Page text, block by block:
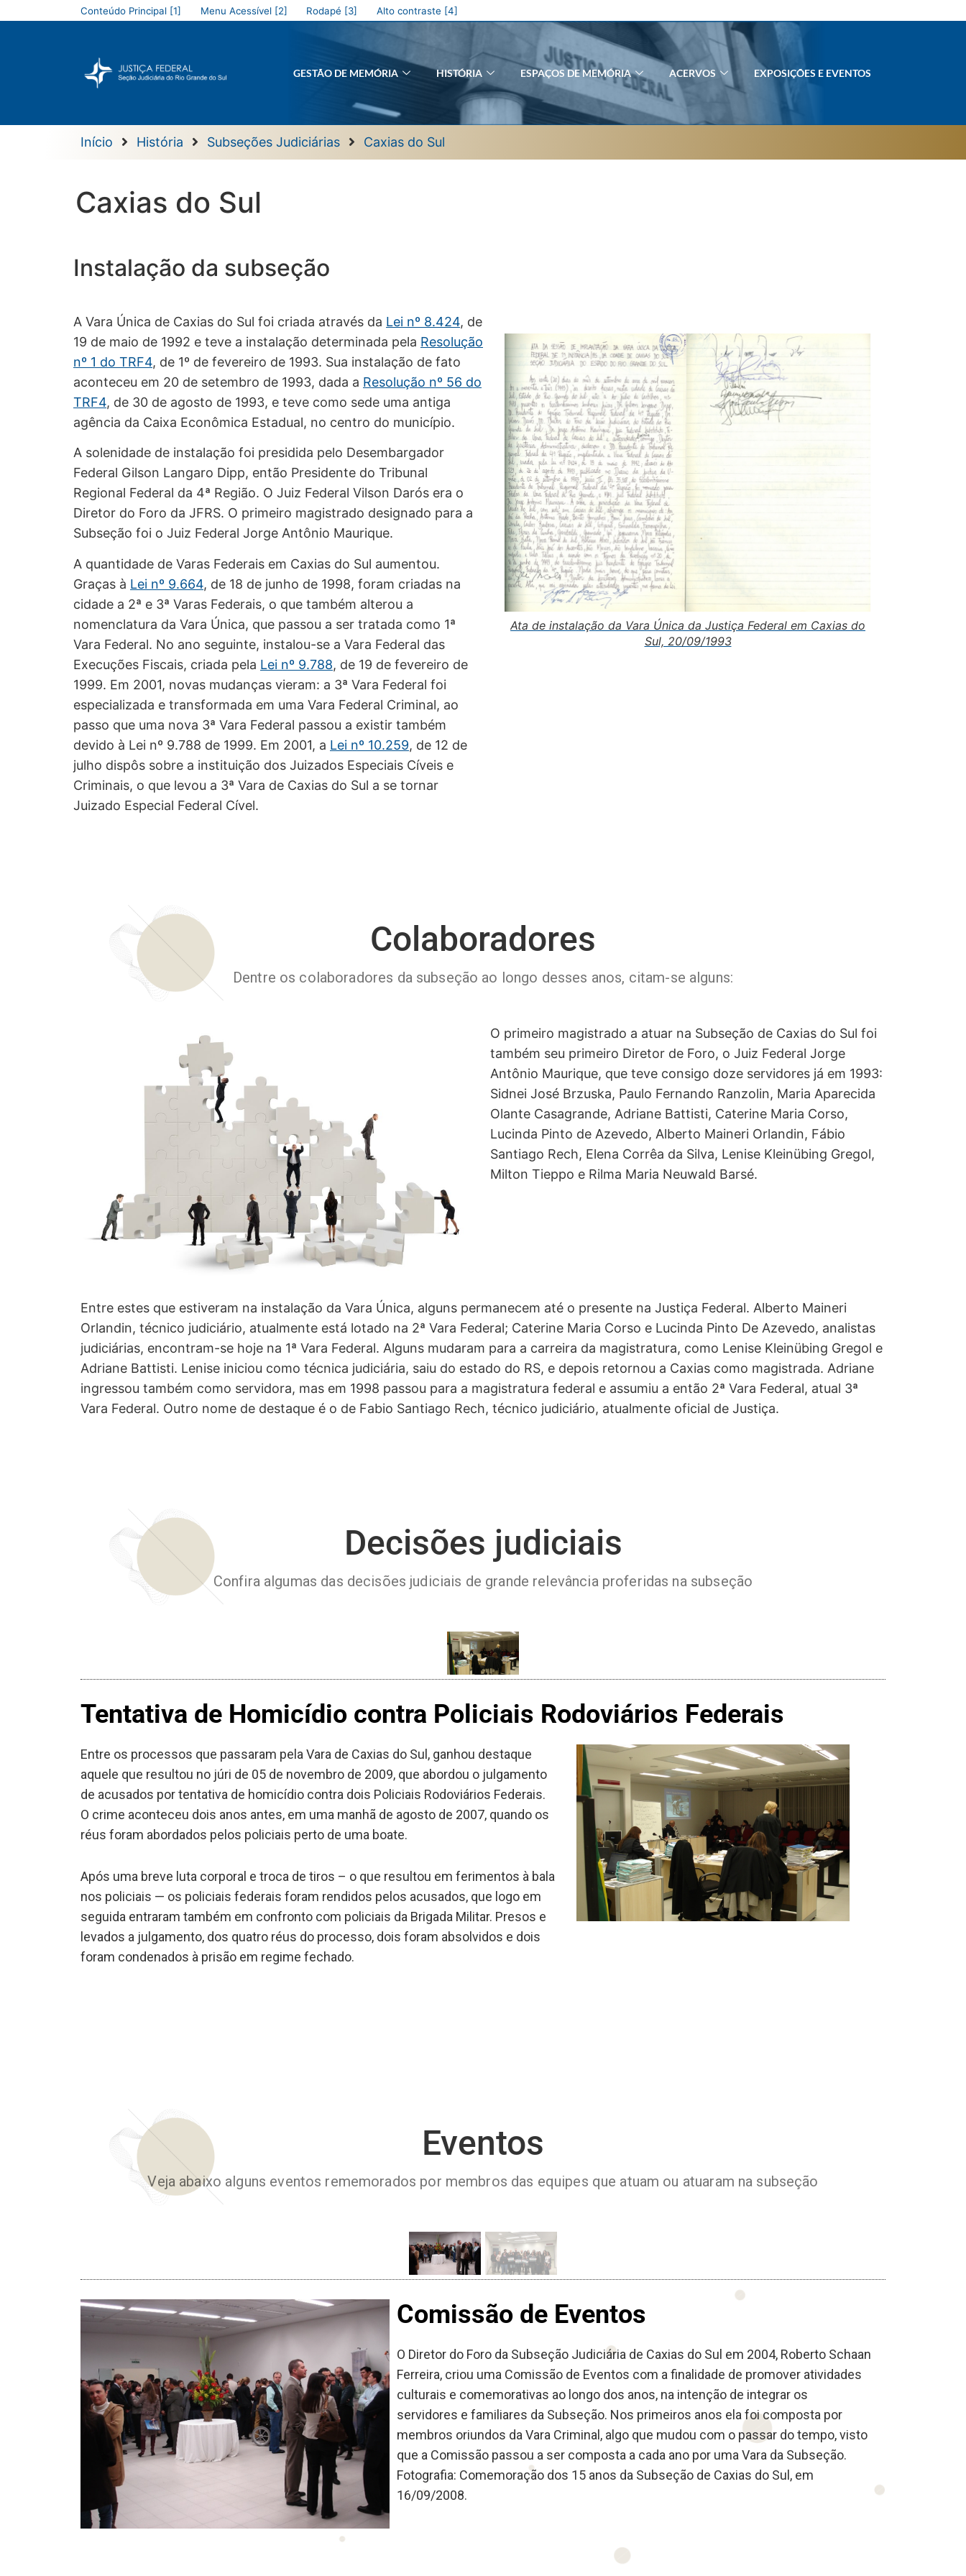
Conteúdo Principal [1] Menu Acessível [2] Rodapé [3] Alto contraste [4]
GESTÃO DE MEMÓRIA HISTÓRIA ESPAÇOS DE MEMÓRIA ACERVOS EXPOSIÇÕES E EVENTOS
Início História Subseções Judiciárias Caxias do Sul
Caxias do Sul
Instalação da subseção
A Vara Única de Caxias do Sul foi criada através da Lei nº 8.424, de
19 de maio de 1992 e teve a instalação determinada pela Resolução
nº 1 do TRF4, de 1º de fevereiro de 1993. Sua instalação de fato
aconteceu em 20 de setembro de 1993, dada a Resolução nº 56 do
TRF4, de 30 de agosto de 1993, e teve como sede uma antiga
agência da Caixa Econômica Estadual, no centro do município.
A solenidade de instalação foi presidida pelo Desembargador
Federal Gilson Langaro Dipp, então Presidente do Tribunal
Regional Federal da 4ª Região. O Juiz Federal Vilson Darós era o
Diretor do Foro da JFRS. O primeiro magistrado designado para a
Subseção foi o Juiz Federal Jorge Antônio Maurique.
A quantidade de Varas Federais em Caxias do Sul aumentou.
Graças à Lei nº 9.664, de 18 de junho de 1998, foram criadas na
cidade a 2ª e 3ª Varas Federais, o que também alterou a
nomenclatura da Vara Única, que passou a ser tratada como 1ª
Vara Federal. No ano seguinte, instalou-se a Vara Federal das
Execuções Fiscais, criada pela Lei nº 9.788, de 19 de fevereiro de
1999. Em 2001, novas mudanças vieram: a 3ª Vara Federal foi
especializada e transformada em uma Vara Federal Criminal, ao
passo que uma nova 3ª Vara Federal passou a existir também
devido à Lei nº 9.788 de 1999. Em 2001, a Lei nº 10.259, de 12 de
julho dispôs sobre a instituição dos Juizados Especiais Cíveis e
Criminais, o que levou a 3ª Vara de Caxias do Sul a se tornar
Juizado Especial Federal Cível.
Ata de instalação da Vara Única da Justiça Federal em Caxias do
Sul, 20/09/1993
Colaboradores
Dentre os colaboradores da subseção ao longo desses anos, citam-se alguns:
O primeiro magistrado a atuar na Subseção de Caxias do Sul foi
também seu primeiro Diretor de Foro, o Juiz Federal Jorge
Antônio Maurique, que teve consigo doze servidores já em 1993:
Sidnei José Brzuska, Paulo Fernando Ranzolin, Maria Aparecida
Olante Casagrande, Adriane Battisti, Caterine Maria Corso,
Lucinda Pinto de Azevedo, Alberto Maineri Orlandin, Fábio
Santiago Rech, Elena Corrêa da Silva, Lenise Kleinübing Gregol,
Milton Tieppo e Rilma Maria Neuwald Barsé.
Entre estes que estiveram na instalação da Vara Única, alguns permanecem até o presente na Justiça Federal. Alberto Maineri
Orlandin, técnico judiciário, atualmente está lotado na 2ª Vara Federal; Caterine Maria Corso e Lucinda Pinto De Azevedo, analistas
judiciárias, encontram-se hoje na 1ª Vara Federal. Alguns mudaram para a carreira da magistratura, como Lenise Kleinübing Gregol e
Adriane Battisti. Lenise iniciou como técnica judiciária, saiu do estado do RS, e depois retornou a Caxias como magistrada. Adriane
ingressou também como servidora, mas em 1998 passou para a magistratura federal e assumiu a então 2ª Vara Federal, atual 3ª
Vara Federal. Outro nome de destaque é o de Fabio Santiago Rech, técnico judiciário, atualmente oficial de Justiça.
Decisões judiciais
Confira algumas das decisões judiciais de grande relevância proferidas na subseção
Tentativa de Homicídio contra Policiais Rodoviários Federais
Entre os processos que passaram pela Vara de Caxias do Sul, ganhou destaque
aquele que resultou no júri de 05 de novembro de 2009, que abordou o julgamento
de acusados por tentativa de homicídio contra dois Policiais Rodoviários Federais.
O crime aconteceu dois anos antes, em uma manhã de agosto de 2007, quando os
réus foram abordados pelos policiais perto de uma boate.
Após uma breve luta corporal e troca de tiros – o que resultou em ferimentos à bala
nos policiais — os policiais federais foram rendidos pelos acusados, que logo em
seguida entraram também em confronto com policiais da Brigada Militar. Presos e
levados a julgamento, dos quatro réus do processo, dois foram absolvidos e dois
foram condenados à prisão em regime fechado.
Eventos
Veja abaixo alguns eventos rememorados por membros das equipes que atuam ou atuaram na subseção
Comissão de Eventos
O Diretor do Foro da Subseção Judiciária de Caxias do Sul em 2004, Roberto Schaan
Ferreira, criou uma Comissão de Eventos com a finalidade de promover atividades
culturais e comemorativas ao longo dos anos, na intenção de integrar os
servidores e familiares da Subseção. Nos primeiros anos ela foi composta por
membros oriundos da Vara Criminal, algo que mudou com o passar do tempo, visto
que a Comissão passou a ser composta a cada ano por uma Vara da Subseção.
Fotografia: Comemoração dos 15 anos da Subseção de Caxias do Sul, em
16/09/2008.